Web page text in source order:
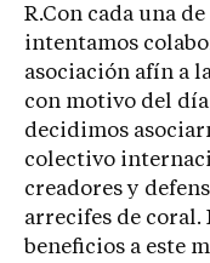
R.Con cada una
intentamos
asociación afín a
con motivo del
decidimos
colectivo
creadores y
arrecifes de coral.
beneficios a este